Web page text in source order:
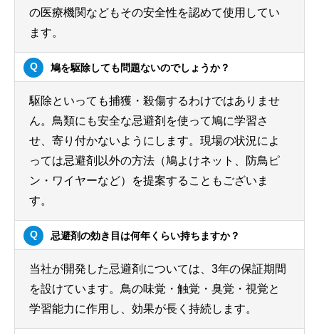
の医療機関などもその安全性を認めて使用してい
ます。
鳩を駆除しても問題ないのでしょうか？
駆除といっても捕獲・殺傷するわけではありませ
ん。鳥類にも安全な忌避剤を使って鳩に学習さ
せ、寄り付かないようにします。現場の状況によ
っては忌避剤以外の方法（鳩よけネット、防鳥ピ
ン・ワイヤーなど）を提案することもございま
す。
忌避剤の効き目は何年くらい持ちますか？
当社が開発した忌避剤については、3年の保証期間
を設けています。鳥の味覚・触覚・臭覚・視覚と
学習能力に作用し、効果が長く持続します。